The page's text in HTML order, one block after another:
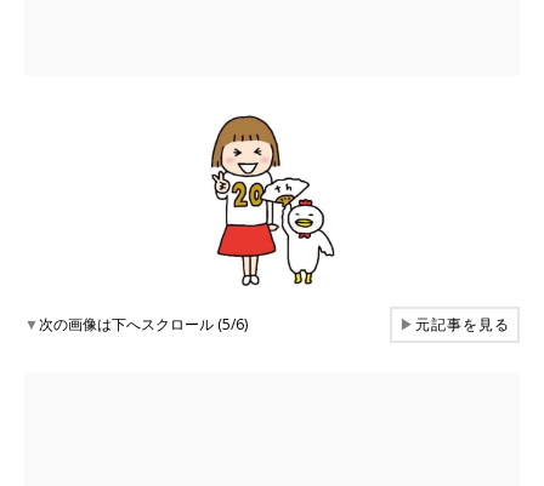
▼次の画像は下へスクロール (5/6) ▶元記事を見る